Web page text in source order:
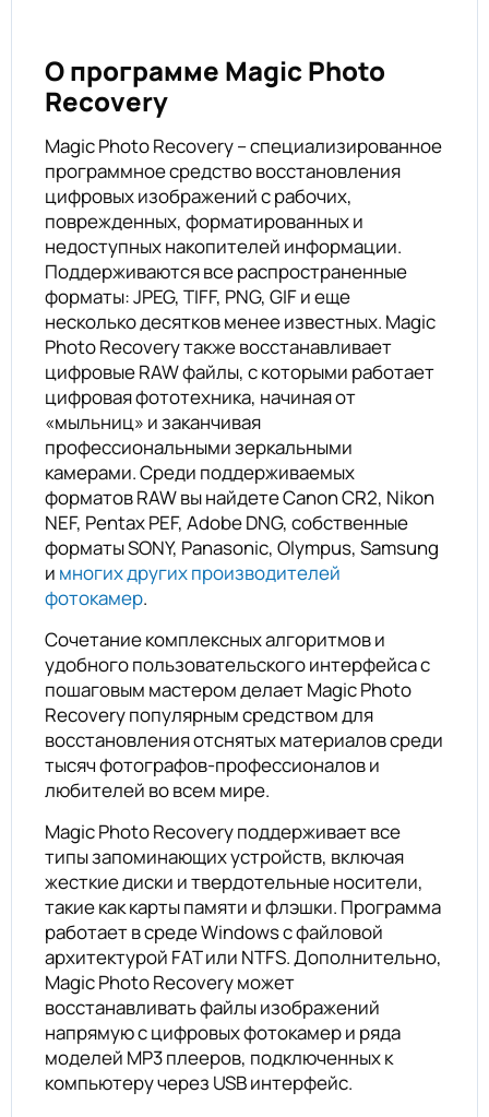
О программе Magic Photo
Recovery
Magic Photo Recovery – специализированное
программное средство восстановления
цифровых изображений с рабочих,
поврежденных, форматированных и
недоступных накопителей информации.
Поддерживаются все распространенные
форматы: JPEG, TIFF, PNG, GIF и еще
несколько десятков менее известных. Magic
Photo Recovery также восстанавливает
цифровые RAW файлы, с которыми работает
цифровая фототехника, начиная от
«мыльниц» и заканчивая
профессиональными зеркальными
камерами. Среди поддерживаемых
форматов RAW вы найдете Canon CR2, Nikon
NEF, Pentax PEF, Adobe DNG, собственные
форматы SONY, Panasonic, Olympus, Samsung
и многих других производителей
фотокамер.
Сочетание комплексных алгоритмов и
удобного пользовательского интерфейса с
пошаговым мастером делает Magic Photo
Recovery популярным средством для
восстановления отснятых материалов среди
тысяч фотографов-профессионалов и
любителей во всем мире.
Magic Photo Recovery поддерживает все
типы запоминающих устройств, включая
жесткие диски и твердотельные носители,
такие как карты памяти и флэшки. Программа
работает в среде Windows с файловой
архитектурой FAT или NTFS. Дополнительно,
Magic Photo Recovery может
восстанавливать файлы изображений
напрямую с цифровых фотокамер и ряда
моделей MP3 плееров, подключенных к
компьютеру через USB интерфейс.